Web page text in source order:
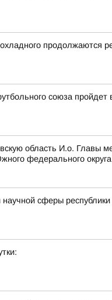
продолжаются
союза
область И.о. Главы
федерального округа
сферы республики